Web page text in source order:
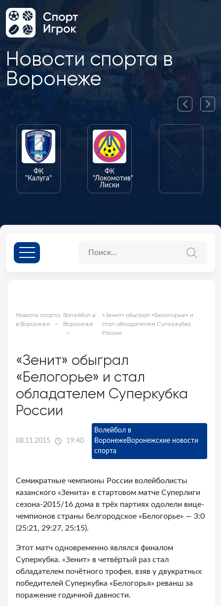
Новости спорта в
Воронеже
"Калуга"
ФК
"Локомотив"
Лиски
Новости спорта
в Воронеже
Волейбол в
Воронеже
«Зенит» обыграл «Белогорье» и
стал обладателем Суперкубка
России
«Зенит» обыграл
«Белогорье» и стал
обладателем Суперкубка
России
08.11.2015 19:40
Волейбол в
ВоронежеВоронежские новости
спорта
Семикратные чемпионы России волейболисты
казанского «Зенита» в стартовом матче Суперлиги
сезона-2015/16 дома в трёх партиях одолели вице-
чемпионов страны белгородское «Белогорье» — 3:0
(25:21, 29:27, 25:15).
Этот матч одновременно являлся финалом
Суперкубка. «Зенит» в четвёртый раз стал
обладателем почётного трофея, взяв у двукратных
победителей Суперкубка «Белогорья» реванш за
поражение годичной давности.